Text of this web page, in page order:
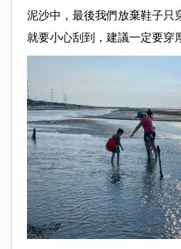
泥沙中，最後我們放棄鞋子只
就要小心刮到，建議一定要穿